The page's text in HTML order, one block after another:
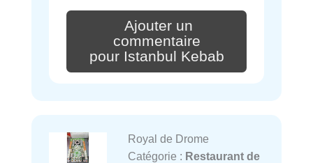
Ajouter un
commentaire
pour Istanbul Kebab
Royal de Drome
Catégorie : Restaurant de